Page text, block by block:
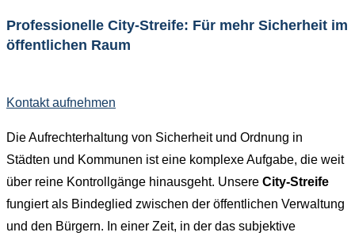
Professionelle City-Streife: Für mehr Sicherheit im
öffentlichen Raum
Kontakt aufnehmen
Die Aufrechterhaltung von Sicherheit und Ordnung in
Städten und Kommunen ist eine komplexe Aufgabe, die weit
über reine Kontrollgänge hinausgeht. Unsere City-Streife
fungiert als Bindeglied zwischen der öffentlichen Verwaltung
und den Bürgern. In einer Zeit, in der das subjektive